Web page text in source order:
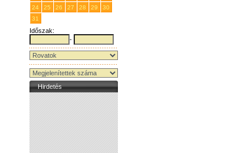
24
25 26 27 28 29
30
31
Időszak:
-
Hirdetés